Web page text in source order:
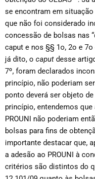
se encontram em
que não foi considerado
concessão de bolsas nas
caput e nos §§ 1o, 2o e 7o
já dito, o caput desse
7º, foram declarados
princípio, não poderiam
ponto deverá ser objeto
princípio, entendemos
PROUNI não poderiam
bolsas para fins de
importante destacar que,
a adesão ao PROUNI à
critérios são distintos do